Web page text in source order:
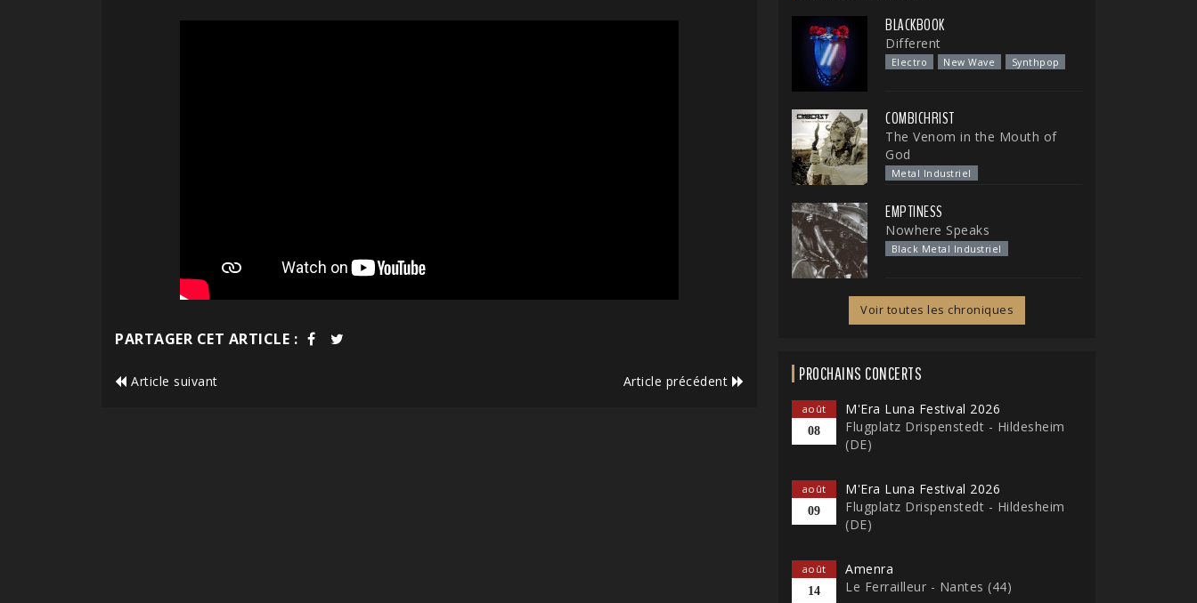
PARTAGER CET ARTICLE :
Article suivant Article précédent
BLACKBOOK
Different
Electro New Wave Synthpop
COMBICHRIST
The Venom in the Mouth of
God
Metal Industriel
EMPTINESS
Nowhere Speaks
Black Metal Industriel
Voir toutes les chroniques
PROCHAINS CONCERTS
août
08
M'Era Luna Festival 2026
Flugplatz Drispenstedt - Hildesheim
(DE)
août
09
M'Era Luna Festival 2026
Flugplatz Drispenstedt - Hildesheim
(DE)
août
14
Amenra
Le Ferrailleur - Nantes (44)